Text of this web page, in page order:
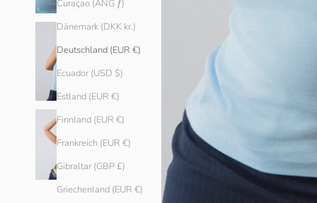
Curaçao (ANG ƒ)
Dänemark (DKK kr.)
Deutschland (EUR €)
Ecuador (USD $)
Estland (EUR €)
Finnland (EUR €)
Frankreich (EUR €)
Gibraltar (GBP £)
Griechenland (EUR €)